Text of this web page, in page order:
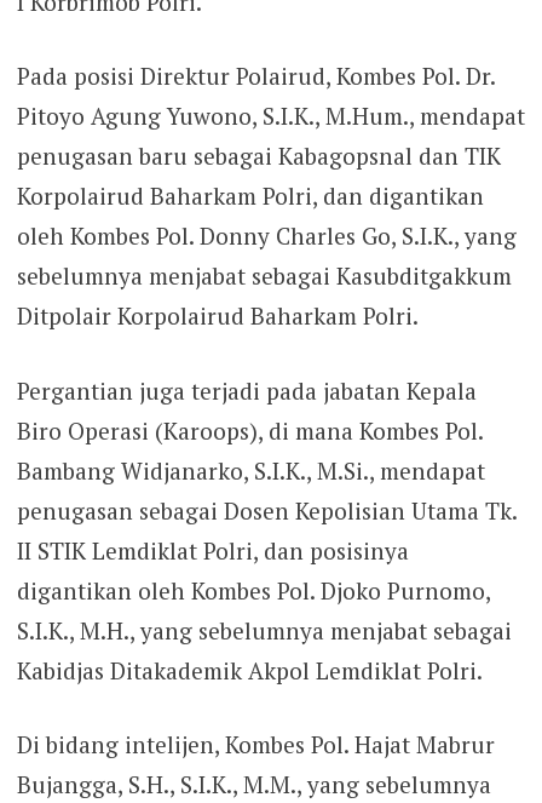
Pada posisi Direktur Polairud, Kombes Pol. Dr.
Pitoyo Agung Yuwono, S.I.K., M.Hum., mendapat
penugasan baru sebagai Kabagopsnal dan TIK
Korpolairud Baharkam Polri, dan digantikan
oleh Kombes Pol. Donny Charles Go, S.I.K., yang
sebelumnya menjabat sebagai Kasubditgakkum
Ditpolair Korpolairud Baharkam Polri.
Pergantian juga terjadi pada jabatan Kepala
Biro Operasi (Karoops), di mana Kombes Pol.
Bambang Widjanarko, S.I.K., M.Si., mendapat
penugasan sebagai Dosen Kepolisian Utama Tk.
II STIK Lemdiklat Polri, dan posisinya
digantikan oleh Kombes Pol. Djoko Purnomo,
S.I.K., M.H., yang sebelumnya menjabat sebagai
Kabidjas Ditakademik Akpol Lemdiklat Polri.
Di bidang intelijen, Kombes Pol. Hajat Mabrur
Bujangga, S.H., S.I.K., M.M., yang sebelumnya